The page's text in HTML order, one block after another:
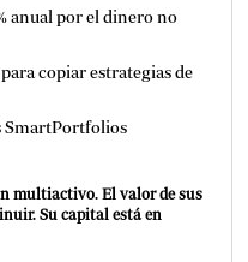
anual por el dinero no
copiar estrategias de
SmartPortfolios
multiactivo. El valor de sus
Su capital está en